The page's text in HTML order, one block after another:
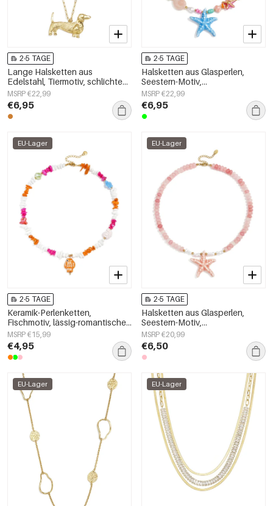
2-5 TAGE
Lange Halsketten aus
Edelstahl, Tiermotiv, schlichte
Alltags-Serie, Damenschmuck
MSRP €22,99
€6,95
2-5 TAGE
Halsketten aus Glasperlen,
Seestern-Motiv,
Urlaubs-/Strand-Romantik-Serie,
Damenschmuck
MSRP €22,99
€6,95
EU-Lager
2-5 TAGE
Keramik-Perlenketten,
Fischmotiv, lässig-romantische
Serie, Damenschmuck
MSRP €15,99
€4,95
EU-Lager
2-5 TAGE
Halsketten aus Glasperlen,
Seestern-Motiv,
Urlaubs-/Strand-Romantik-Serie,
Damenschmuck
MSRP €20,99
€6,50
EU-Lager EU-Lager